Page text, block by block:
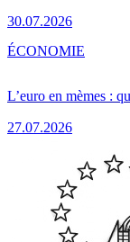
30.07.2026
L’euro en mèmes :
27.07.2026
ÉCONOMIE